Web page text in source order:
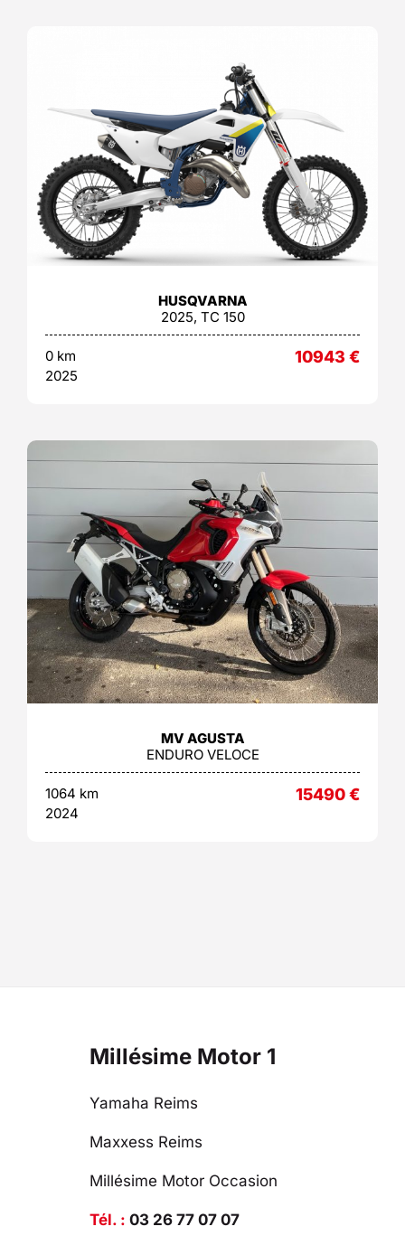
HUSQVARNA
2025, TC 150
0 km
2025
10943 €
MV AGUSTA
ENDURO VELOCE
1064 km
2024
15490€
Millésime Motor 1
Yamaha Reims
Maxxess Reims
Millésime Motor Occasion
Tél. : 03 26 77 07 07